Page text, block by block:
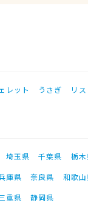
レット うさぎ リス
埼玉県 千葉県 栃
庫県 奈良県 和歌山
重県
静岡県